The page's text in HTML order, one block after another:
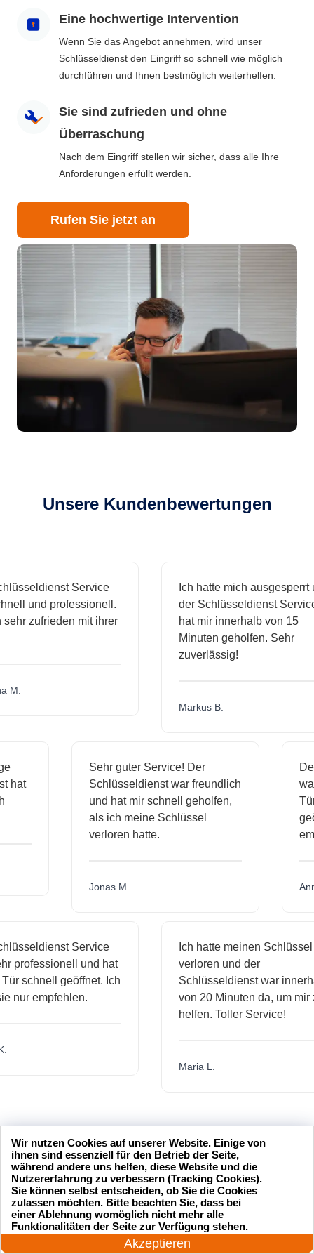
Eine hochwertige Intervention
Wenn Sie das Angebot annehmen, wird unser
Schlüsseldienst den Eingriff so schnell wie möglich
durchführen und Ihnen bestmöglich weiterhelfen.
Sie sind zufrieden und ohne
Überraschung
Nach dem Eingriff stellen wir sicher, dass alle Ihre
Anforderungen erfüllt werden.
Rufen Sie jetzt an
Unsere Kundenbewertungen
Service
und professionell.
zufrieden mit ihrer
Ich hatte mich ausgesperrt und
der Schlüsseldienst Service
hat mir innerhalb von 15
Minuten geholfen. Sehr
zuverlässig!
Markus B.
hat
Sehr guter Service! Der
Schlüsseldienst war freundlich
und hat mir schnell geholfen,
als ich meine Schlüssel
verloren hatte.
Jonas M.
Service
und hat
schnell geöffnet. Ich
empfehlen.
Ich hatte meinen Schlüssel
verloren und der
Schlüsseldienst war innerhalb
von 20 Minuten da, um mir zu
helfen. Toller Service!
Maria L.
24 Stunden am Tag
Akzeptieren
Wir nutzen Cookies auf unserer Website. Einige von
ihnen sind essenziell für den Betrieb der Seite,
während andere uns helfen, diese Website und die
Nutzererfahrung zu verbessern (Tracking Cookies).
Sie können selbst entscheiden, ob Sie die Cookies
zulassen möchten. Bitte beachten Sie, dass bei
einer Ablehnung womöglich nicht mehr alle
Funktionalitäten der Seite zur Verfügung stehen.